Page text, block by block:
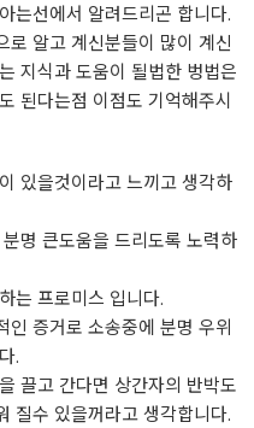
는선에서 알려드리곤 합니다.
로 알고 계신분들이 많이 계신
지식과 도움이 될법한 벙법은
된다는점 이점도 기억해주시
있을것이라고 느끼고 생각하
명 큰도움을 드리도록 노력하
는 프로미스 입니다.
인 증거로 소송중에 분명 우위
.
끌고 간다면 상간자의 반박도
질수 있을꺼라고 생각합니다.